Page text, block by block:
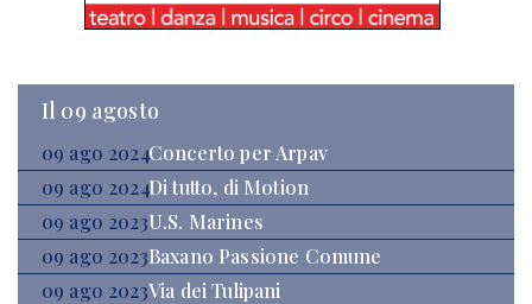
Il 09 agosto
09 ago 2024Concerto per Arpav
09 ago 2024Di tutto, di Motion
09 ago 2023U.S. Marines
09 ago 2023Baxano Passione Comune
09 ago 2023Via dei Tulipani